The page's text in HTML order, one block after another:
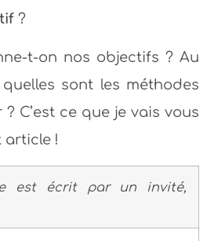
?
t-on nos objectifs ? Au
sont les méthodes
C’est ce que je vais vous
article !
est écrit par un invité,